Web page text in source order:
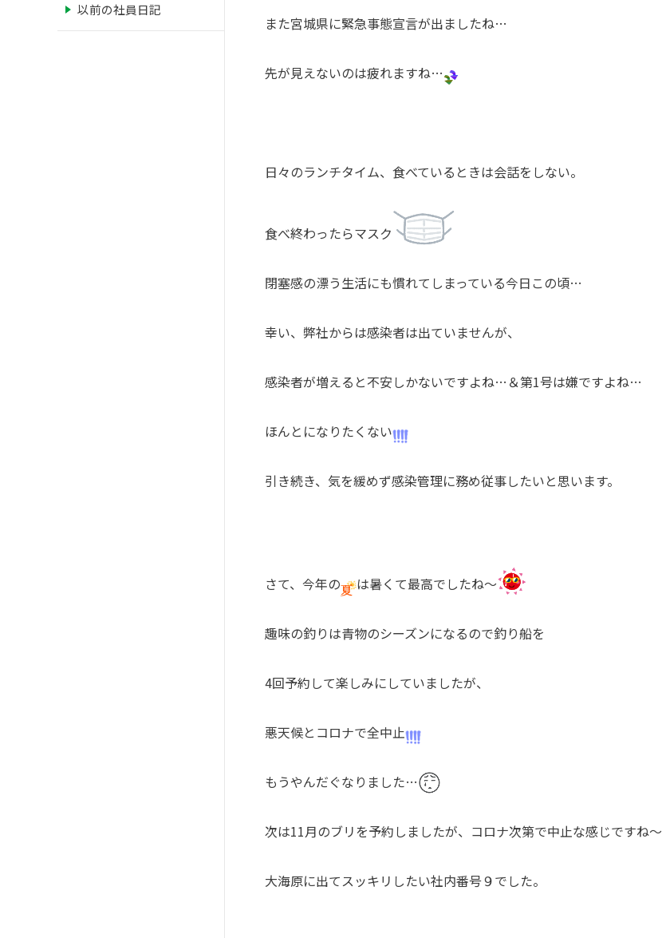
また宮城県に緊急事態宣言が出ましたね…
先が見えないのは疲れますね…
日々のランチタイム、食べているときは会話をしない。
食べ終わったらマスク
閉塞感の漂う生活にも慣れてしまっている今日この頃…
幸い、弊社からは感染者は出ていませんが、
感染者が増えると不安しかないですよね… ＆第1号は嫌ですよね…
ほんとになりたくない
引き続き、気を緩めず感染管理に務め従事したいと思います。
さて、今年の は暑くて最高でしたね～
趣味の釣りは青物のシーズンになるので釣り船を
4回予約して楽しみにしていましたが、
悪天候とコロナで全中止
もうやんだぐなりました…
次は11月のブリを予約しましたが、コロナ次第で中止な感じですね～
大海原に出てスッキリしたい社内番号９でした。
以前の社員日記